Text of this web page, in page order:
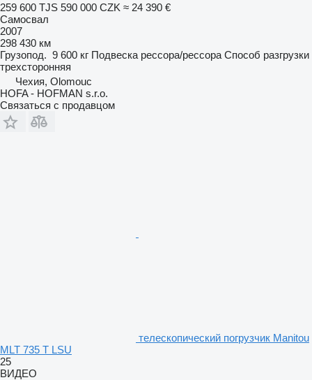
259 600 TJS 590 000 CZK ≈ 24 390 €
Самосвал
2007
298 430 км
Грузопод. 9 600 кг Подвеска рессора/рессора Способ разгрузки
трехсторонняя
Чехия, Olomouc
HOFA - HOFMAN s.r.o.
Связаться с продавцом
телескопический погрузчик Manitou
MLT 735 T LSU
25
ВИДЕО